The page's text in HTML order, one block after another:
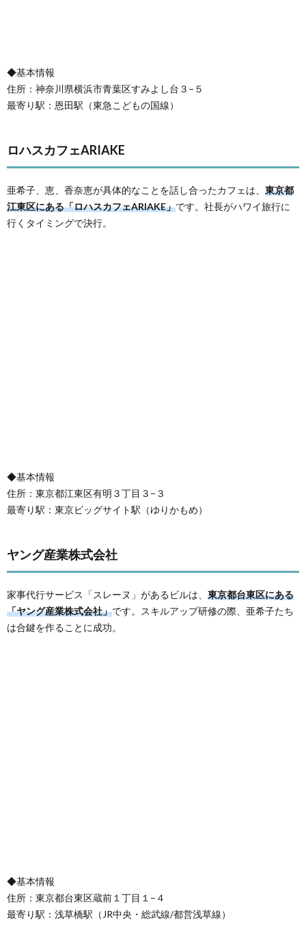
◆基本情報
住所：神奈川県横浜市青葉区すみよし台３−５
最寄り駅：恩田駅（東急こどもの国線）
ロハスカフェARIAKE
亜希子、恵、香奈恵が具体的なことを話し合ったカフェは、 東京都
江東区にある「ロハスカフェARIAKE」です。社長がハワイ旅行に
行くタイミングで決行。
◆基本情報
住所：東京都江東区有明３丁目３−３
最寄り駅：東京ビッグサイト駅（ゆりかもめ）
ヤング産業株式会社
家事代行サービス「スレーヌ」があるビルは、 東京都台東区にある
「ヤング産業株式会社」です。スキルアップ研修の際、亜希子たち
は合鍵を作ることに成功。
◆基本情報
住所：東京都台東区蔵前１丁目１−４
最寄り駅：浅草橋駅（JR中央・総武線/都営浅草線）